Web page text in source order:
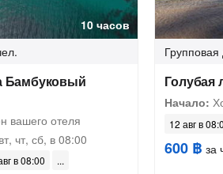
10 часов
Бамбуковый
вашего отеля
чт, сб, в 08:00
в 08:00
Групповая
Голубая
Начало:
12 авг в
600 ฿ за